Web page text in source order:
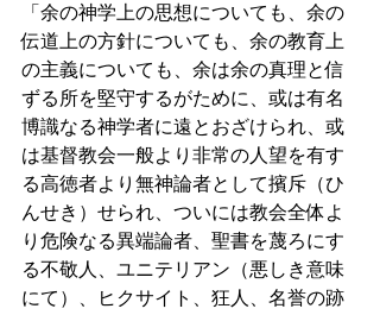
「余の神学上の思想についても、余の
伝道上の方針についても、余の教育上
の主義についても、余は余の真理と信
ずる所を堅守するがために、或は有名
博識なる神学者に遠とおざけられ、或
は基督教会一般より非常の人望を有す
る高徳者より無神論者として擯斥（ひ
んせき）せられ、ついには教会全体よ
り危険なる異端論者、聖書を蔑ろにす
る不敬人、ユニテリアン（悪しき意味
にて）、ヒクサイト、狂人、名誉の跡